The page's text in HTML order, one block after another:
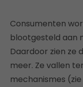
Consumenten
blootgesteld aan
Daardoor zien ze
meer. Ze vallen
mechanismes (zie